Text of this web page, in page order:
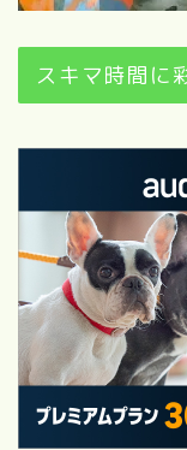
スキマ時間に